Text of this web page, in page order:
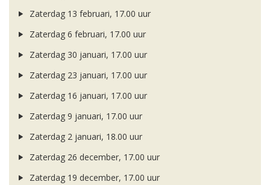
Zaterdag 13 februari, 17.00 uur
Zaterdag 6 februari, 17.00 uur
Zaterdag 30 januari, 17.00 uur
Zaterdag 23 januari, 17.00 uur
Zaterdag 16 januari, 17.00 uur
Zaterdag 9 januari, 17.00 uur
Zaterdag 2 januari, 18.00 uur
Zaterdag 26 december, 17.00 uur
Zaterdag 19 december, 17.00 uur